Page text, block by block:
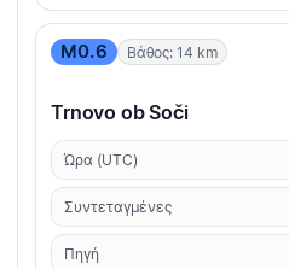
M0.6 Βάθος: 14 km
Trnovo ob Soči
Ώρα (UTC)
Συντεταγμένες
Πηγή